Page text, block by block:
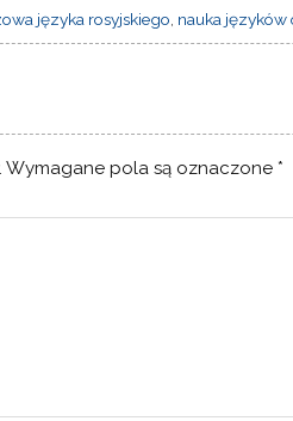
języka rosyjskiego, nauka języków
Wymagane pola są oznaczone *